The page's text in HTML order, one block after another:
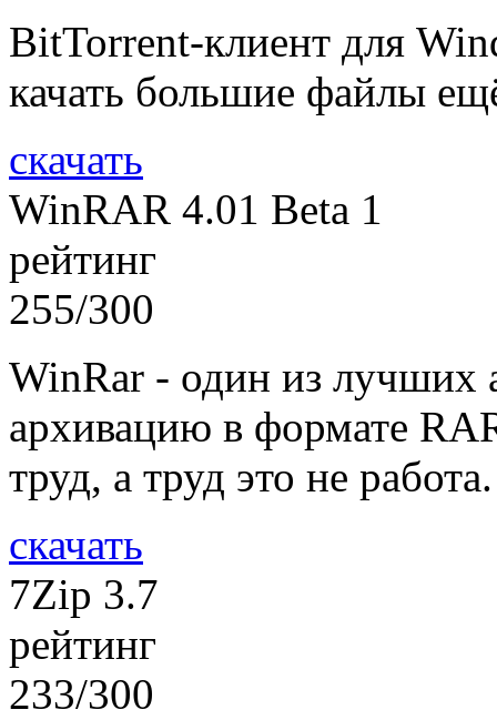
BitTorrent-клиент для
качать большие файлы
скачать
WinRAR 4.01 Beta 1
рейтинг
255/300
WinRar - один из лучших
архивацию в формате
труд, а труд это не работа.
скачать
7Zip 3.7
рейтинг
233/300